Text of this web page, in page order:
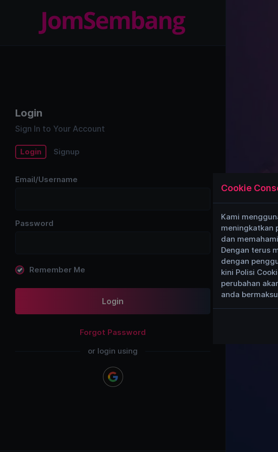
Login
Sign In to Your Account
Login Signup
Email/Username
Password
Remember Me
Login
Forgot Password
or login using
Cookie
Kami
meningkatkan
dan
Dengan terus
dengan
kini Polisi
perubahan
anda